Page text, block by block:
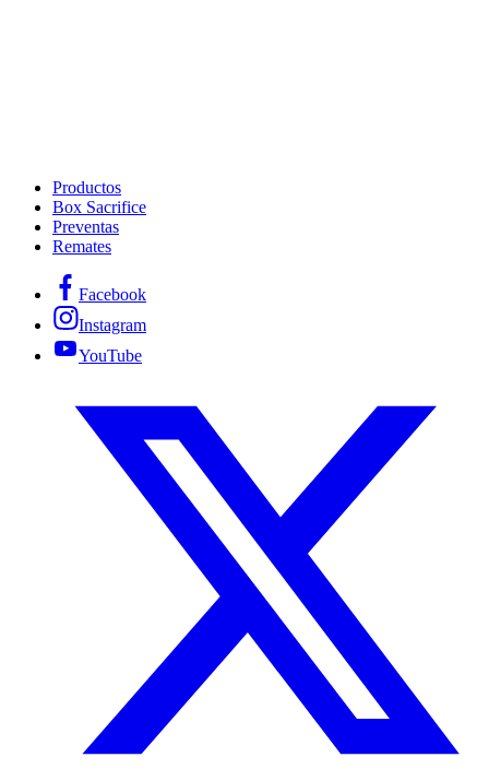
Productos
Box Sacrifice
Preventas
Remates
Facebook
Instagram
YouTube